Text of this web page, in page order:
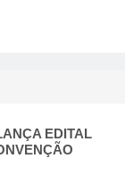
EDITAL